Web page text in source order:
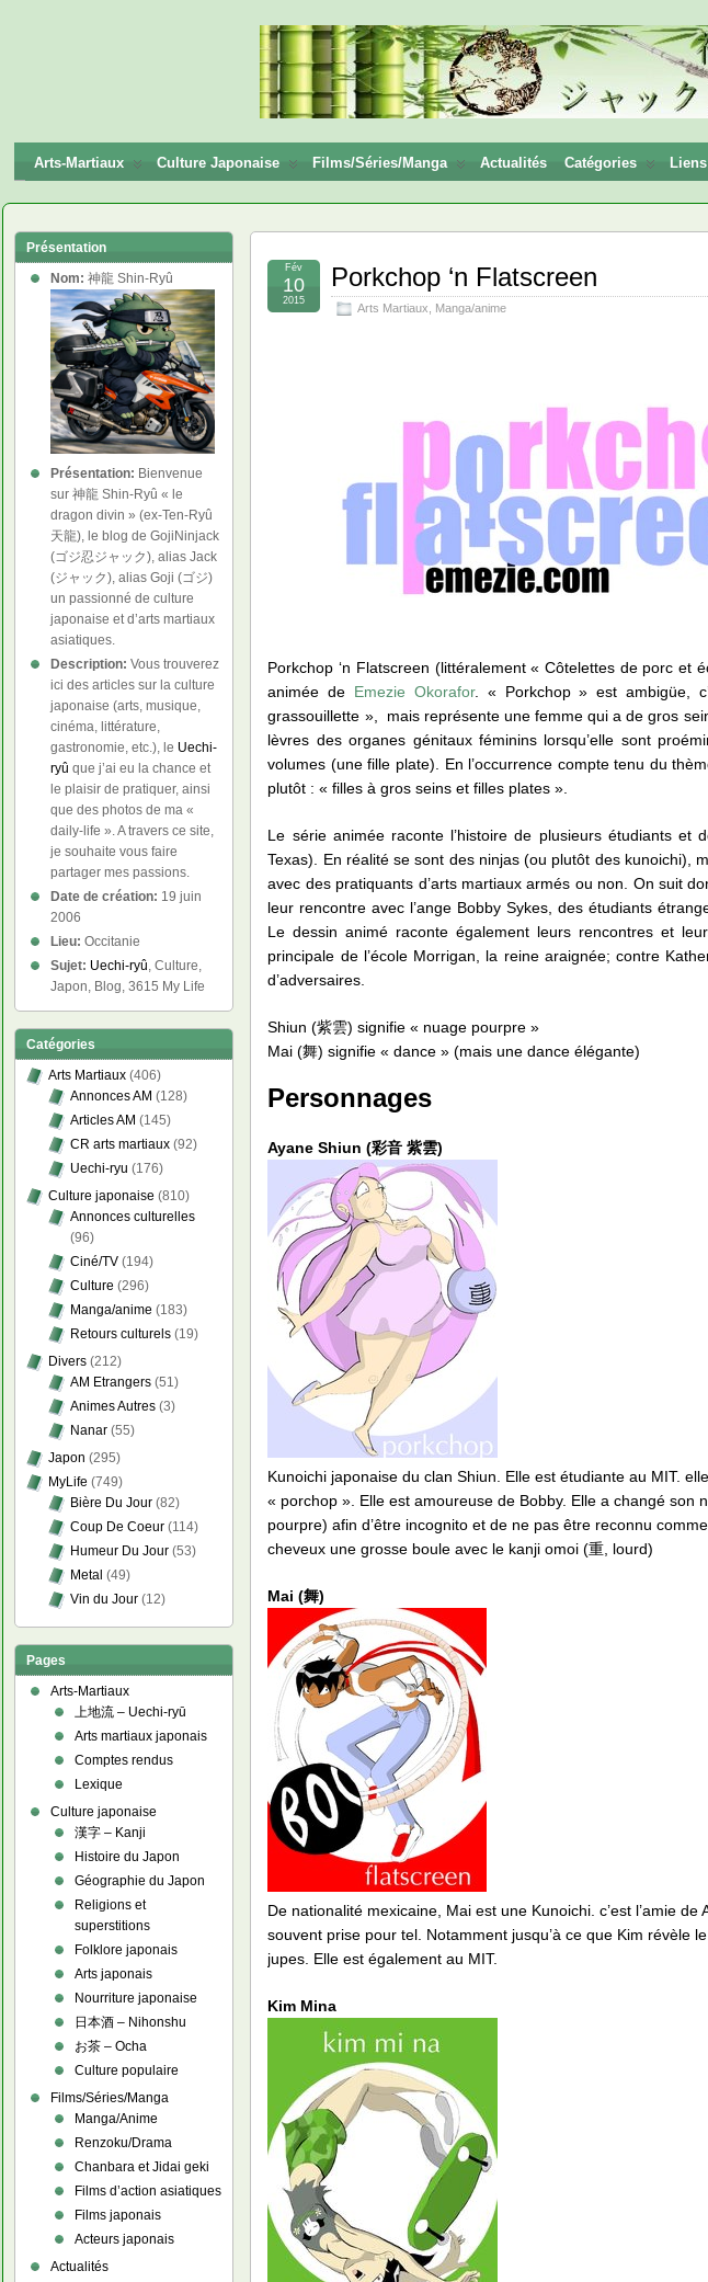
Ryū
Arts-Martiaux Culture Japonaise Films/Séries/Manga Actualités Catégories Liens
Porkchop ‘n Flatscreen
Arts Martiaux Manga/anime
Fév
10
2015
Porkchop ‘n Flatscreen (littéralement « Côtelettes de porc
animée de Emezie Okorafor. « Porkchop » est ambigüe,
grassouillette », mais représente une femme qui a de gros
lèvres des organes génitaux féminins lorsqu’elle sont
volumes (une fille plate). En l’occurrence compte tenu du
plutôt : « filles à gros seins et filles plates ».
Le série animée raconte l’histoire de plusieurs étudiants
Texas). En réalité se sont des ninjas (ou plutôt des kunoichi),
avec des pratiquants d’arts martiaux armés ou non. On suit
leur rencontre avec l’ange Bobby Sykes, des étudiants
Le dessin animé raconte également leurs rencontres et
principale de l’école Morrigan, la reine araignée; contre
d’adversaires.
Shiun (紫雲) signifie « nuage pourpre »
Mai (舞) signifie « dance » (mais une dance élégante)
Personnages
Ayane Shiun (彩音 紫雲)
Kunoichi japonaise du clan Shiun. Elle est étudiante au MIT.
« porchop ». Elle est amoureuse de Bobby. Elle a changé
pourpre) afin d’être incognito et de ne pas être reconnu
cheveux une grosse boule avec le kanji omoi (重, lourd)
Mai (舞)
De nationalité mexicaine, Mai est une Kunoichi. c’est l’amie
souvent prise pour tel. Notamment jusqu’à ce que Kim révèle
jupes. Elle est également au MIT.
Kim Mina
Présentation
Nom: 神龍 Shin-Ryû
Présentation: Bienvenue
sur 神龍 Shin-Ryû « le
dragon divin » (ex-Ten-Ryû
天龍), le blog de GojiNinjack
(ゴジ忍ジャック), alias Jack
(ジャック), alias Goji (ゴジ)
un passionné de culture
japonaise et d’arts martiaux
asiatiques.
Description: Vous trouverez
ici des articles sur la culture
japonaise (arts, musique,
cinéma, littérature,
gastronomie, etc.), le Uechi-
ryû que j’ai eu la chance et
le plaisir de pratiquer, ainsi
que des photos de ma «
daily-life ». A travers ce site,
je souhaite vous faire
partager mes passions.
Date de création: 19 juin
2006
Lieu: Occitanie
Sujet: Uechi-ryû, Culture,
Japon, Blog, 3615 My Life
Catégories
Arts Martiaux (406)
Annonces AM (128)
Articles AM (145)
CR arts martiaux (92)
Uechi-ryu (176)
Culture japonaise (810)
Annonces culturelles
(96)
Ciné/TV (194)
Culture (296)
Manga/anime (183)
Retours culturels (19)
Divers (212)
AM Etrangers (51)
Animes Autres (3)
Nanar (55)
Japon (295)
MyLife (749)
Bière Du Jour (82)
Coup De Coeur (114)
Humeur Du Jour (53)
Metal (49)
Vin du Jour (12)
Pages
Arts-Martiaux
上地流 – Uechi-ryū
Arts martiaux japonais
Comptes rendus
Lexique
Culture japonaise
漢字 – Kanji
Histoire du Japon
Géographie du Japon
Religions et
superstitions
Folklore japonais
Arts japonais
Nourriture japonaise
日本酒 – Nihonshu
お茶 – Ocha
Culture populaire
Films/Séries/Manga
Manga/Anime
Renzoku/Drama
Chanbara et Jidai geki
Films d’action asiatiques
Films japonais
Acteurs japonais
Actualités